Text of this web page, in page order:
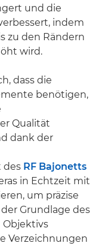
und die
indem
zu den Rändern
wird.
dass die
benötigen,
Qualität
dank der
des RF Bajonetts
in Echtzeit mit
um präzise
Grundlage des
Objektivs
Verzeichnungen